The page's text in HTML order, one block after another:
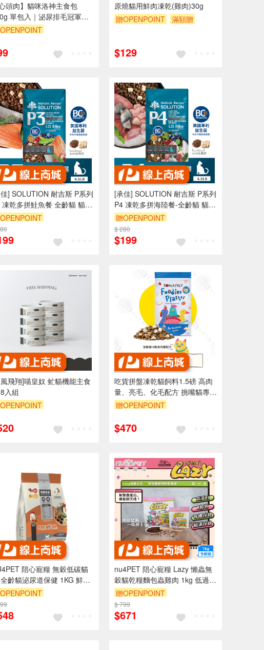
心頭肉】貓咪洛神主食包
單包入｜泌尿排毛冠軍｜
最愛肉泥狀｜全齡貓主食
原燒貓用鮮肉凍乾(雞肉)30g
贈OPENPOINT
滿額贈
$129
] SOLUTION 耐吉斯 P系列
凍乾多拼鮭魚餐 全齡貓 貓飼
凍乾 350g
[承佳] SOLUTION 耐吉斯 P系列
P4 凍乾多拼海陸餐-全齡貓 貓飼
料 貓凍乾 350g
贈OPENPOINT
$ 280
$199
飛翔]喵皇奴 虻貓機能主食
入組
吃貨拼盤凍乾貓飼料1.5磅 高肉
量、亮毛、化毛配方 挑嘴貓專用
主食 適口性佳 營養均衡
贈OPENPOINT
$470
陪心寵糧 無穀低碳貓
齡貓泌尿道保健 1KG 鮮雞
口味 爆毛配方 貓飼料
nu4PET 陪心寵糧 Lazy 懶蟲無
穀貓乾糧麵包蟲雞肉 1kg 低過敏
高蛋白 泌尿道
贈OPENPOINT
$ 799
$671